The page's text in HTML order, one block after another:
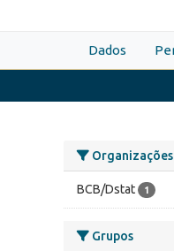
Dados
Organizações
BCB/Dstat 1
Grupos